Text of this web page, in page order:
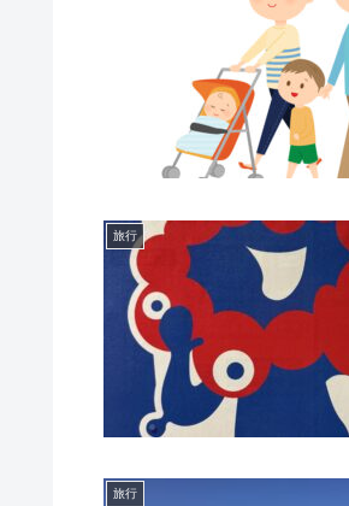
旅行
旅行